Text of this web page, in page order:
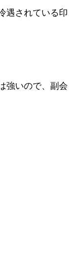
遇されている印
強いので、副会